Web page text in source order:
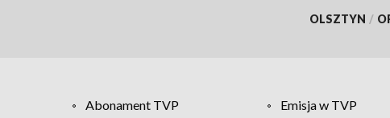
OLSZTYN /
Abonament TVP Emisja w TVP